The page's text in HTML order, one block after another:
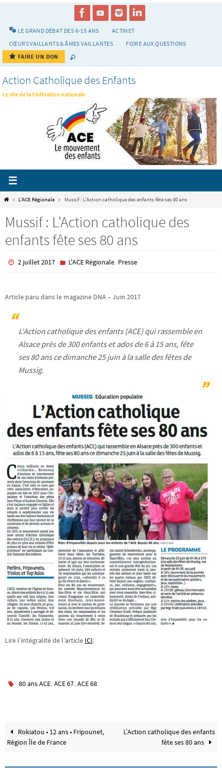
LE GRAND DÉBAT DES 6-15 ANS
ACTINET
CŒURS VAILLANTS & ÂMES VAILLANTES
FOIRE AUX QUESTIONS
FAIRE UN DON
Action Catholique des Enfants
Le site de la Fédération nationale
HomeL'ACE Régionale Mussif : L’Action catholique des enfants fête ses 80 ans
Mussif : L’Action catholique des
enfants fête ses 80 ans
2 juillet 2017 L'ACE Régionale, Presse
Article paru dans le magazine DNA – Juin 2017
L’Action catholique des enfants (ACE) qui rassemble en
Alsace près de 300 enfants et ados de 6 à 15 ans, fête
ses 80 ans ce dimanche 25 juin à la salle des fêtes de
Mussig.
Lire l’intégralité de l’article ICI.
80 ans ACE,ACE 67,ACE 68.
Rokiatou • 12 ans • Fripounet,
Région Île de France
L’Action catholique des enfants
fête ses 80 ans